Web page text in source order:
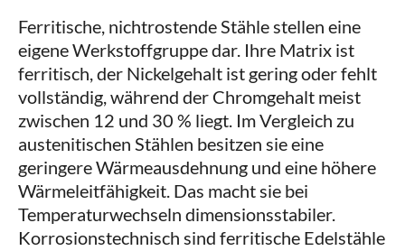
Ferritische, nichtrostende Stähle stellen eine
eigene Werkstoffgruppe dar. Ihre Matrix ist
ferritisch, der Nickelgehalt ist gering oder fehlt
vollständig, während der Chromgehalt meist
zwischen 12 und 30 % liegt. Im Vergleich zu
austenitischen Stählen besitzen sie eine
geringere Wärmeausdehnung und eine höhere
Wärmeleitfähigkeit. Das macht sie bei
Temperaturwechseln dimensionsstabiler.
Korrosionstechnisch sind ferritische Edelstähle